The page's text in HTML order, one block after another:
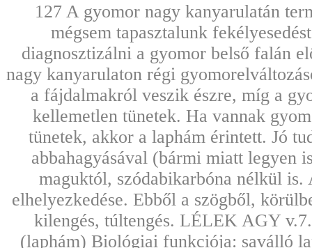
127 A gyomor nagy kanyarulatán
mégsem tapasztalunk
diagnosztizálni a gyomor belső falán
nagy kanyarulaton régi
a fájdalmakról veszik észre, míg a
kellemetlen tünetek. Ha vannak
tünetek, akkor a laphám érintett. Jó
abbahagyásával (bármi miatt legyen
maguktól, szódabikarbóna nélkül
elhelyezkedése. Ebből a szögből,
kilengés, túltengés. LÉLEK AGY
(laphám) Biológiai funkciója: saválló